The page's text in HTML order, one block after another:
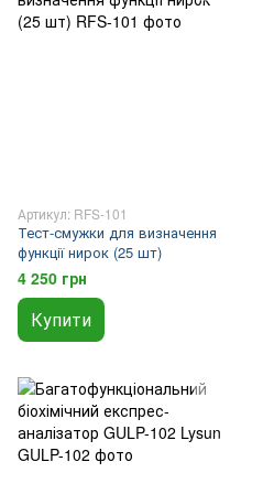
Артикул: RFS-101
Тест-смужки для визначення
функції нирок (25 шт)
4 250 грн
Купити